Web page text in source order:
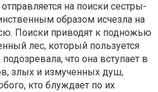
на поиски сестры-
образом исчезла на
Поиски приводят к подножью
лес, который пользуется
что она вступает в
злых и измученных душ,
кто блуждает по их